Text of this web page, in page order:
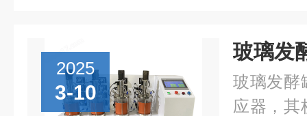
2025
3-10
玻璃发酵
应器，其